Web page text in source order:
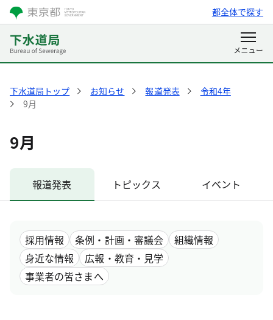
都全体で探す
下水道局トップ お知らせ 報道発表
令和4年
9月
9月
報道発表 トピックス イベント
採用情報 条例・計画・審議会
組織情報
身近な情報
広報・教育・見学
事業者の皆さまへ